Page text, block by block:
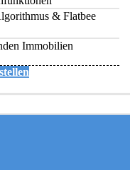
& Flatbee
Immobilien